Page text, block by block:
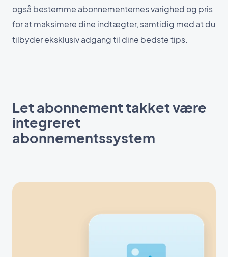
også bestemme abonnementernes varighed og pris
for at maksimere dine indtægter, samtidig med at du
tilbyder eksklusiv adgang til dine bedste tips.
Let abonnement takket være
integreret
abonnementssystem